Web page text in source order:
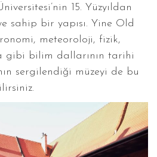
15. Yüzyıldan
sahip bir yapısı. Yine Old
meteoroloji, fizik,
gibi bilim dallarının tarihi
sergilendiği müzeyi de bu